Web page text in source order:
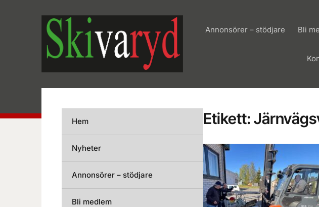
Annonsörer – stödjare Bli
Etikett:
Hem
Nyheter
Annonsörer – stödjare
Bli medlem